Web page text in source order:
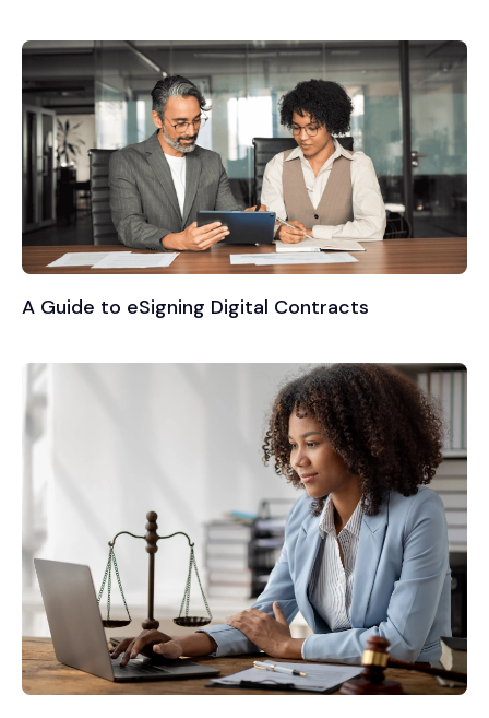
A Guide to eSigning Digital Contracts